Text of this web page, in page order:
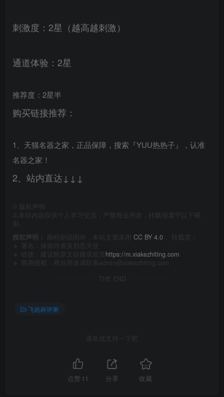
刺激度：2星（越高越刺激）
通道体验：2星
推荐度：2星半
购买链接推荐：
1、天猫名器之家，正品保障，搜索『YUU热热子』，认准
名器之家！
2、站内直达↓↓↓
版权声明
⚠️本站内容仅供个人学习交流，严禁商业用途，转载须遵守以下规
授权声明：
除特别说明外，本站文章采用 CC BY 4.0 ， 转载需：
🔹 署名：保留作者及 邪恶天使
🔹 链接：建议附原文链接或首页 https://m.xiakezhiting.com
🔹 商用授权：商业用途请联系admin@xiakezhiting.com
THE END
飞机杯评测
喜欢就支持一下吧
点赞 11 分享 收藏